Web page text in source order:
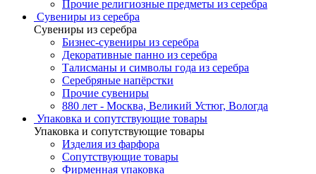
Прочие религиозные предметы из серебра
Сувениры из серебра
Сувениры из серебра
Бизнес-сувениры из серебра
Декоративные панно из серебра
Талисманы и символы года из серебра
Серебряные напёрстки
Прочие сувениры
880 лет - Москва, Великий Устюг, Вологда
Упаковка и сопутствующие товары
Упаковка и сопутствующие товары
Изделия из фарфора
Сопутствующие товары
Фирменная упаковка